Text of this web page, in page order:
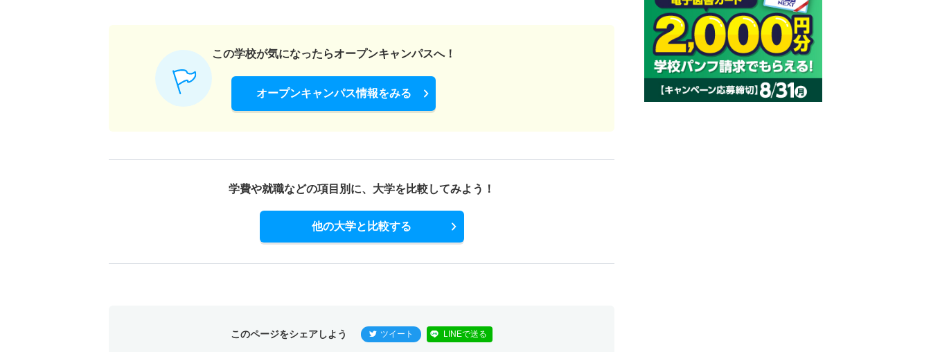
この学校が気になったらオープンキャンパスへ！
オープンキャンパス情報をみる
学費や就職などの項目別に、 大学を比較してみよう！
他の大学と比較する
このページをシェアしよう ツイート LINEで送る